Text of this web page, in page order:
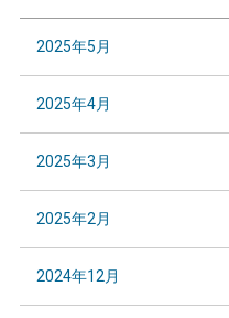
2025年5月
2025年4月
2025年3月
2025年2月
2024年12月